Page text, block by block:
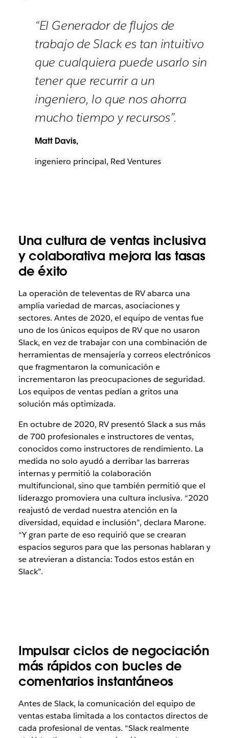
“El Generador de flujos de
trabajo de Slack es tan intuitivo
que cualquiera puede usarlo sin
tener que recurrir a un
ingeniero, lo que nos ahorra
mucho tiempo y recursos”.
Matt Davis,
ingeniero principal, Red Ventures
Una cultura de ventas inclusiva
y colaborativa mejora las tasas
de éxito
La operación de televentas de RV abarca una
amplia variedad de marcas, asociaciones y
sectores. Antes de 2020, el equipo de ventas fue
uno de los únicos equipos de RV que no usaron
Slack, en vez de trabajar con una combinación de
herramientas de mensajería y correos electrónicos
que fragmentaron la comunicación e
incrementaron las preocupaciones de seguridad.
Los equipos de ventas pedían a gritos una
solución más optimizada.
En octubre de 2020, RV presentó Slack a sus más
de 700 profesionales e instructores de ventas,
conocidos como instructores de rendimiento. La
medida no solo ayudó a derribar las barreras
internas y permitió la colaboración
multifuncional, sino que también permitió que el
liderazgo promoviera una cultura inclusiva. “2020
reajustó de verdad nuestra atención en la
diversidad, equidad e inclusión”, declara Marone.
“Y gran parte de eso requirió que se crearan
espacios seguros para que las personas hablaran y
se atrevieran a distancia: Todos estos están en
Slack”.
Impulsar ciclos de negociación
más rápidos con bucles de
comentarios instantáneos
Antes de Slack, la comunicación del equipo de
ventas estaba limitada a los contactos directos de
cada profesional de ventas. “Slack realmente